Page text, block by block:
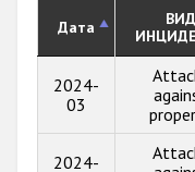
Дата
ВИД
2024-
03
2024-